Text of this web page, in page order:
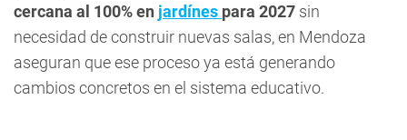
cercana al 100% en jardínes para 2027 sin
necesidad de construir nuevas salas, en Mendoza
aseguran que ese proceso ya está generando
cambios concretos en el sistema educativo.